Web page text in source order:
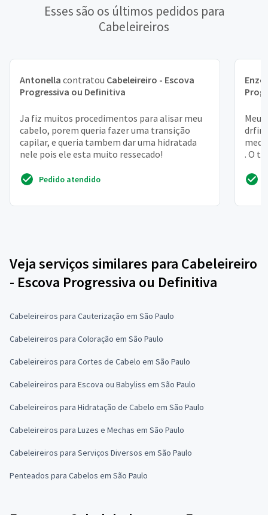
Esses são os últimos pedidos para
Cabeleireiros
Antonella contratou Cabeleireiro - Escova
Progressiva ou Definitiva
Ja fiz muitos procedimentos para alisar meu
cabelo, porem queria fazer uma transição
capilar, e queria tambem dar uma hidratada
nele pois ele esta muito ressecado!
Pedido atendido
Enzo
Meu
. O
Veja serviços similares para Cabeleireiro
- Escova Progressiva ou Definitiva
Cabeleireiros para Cauterização em São Paulo
Cabeleireiros para Coloração em São Paulo
Cabeleireiros para Cortes de Cabelo em São Paulo
Cabeleireiros para Escova ou Babyliss em São Paulo
Cabeleireiros para Hidratação de Cabelo em São Paulo
Cabeleireiros para Luzes e Mechas em São Paulo
Cabeleireiros para Serviços Diversos em São Paulo
Penteados para Cabelos em São Paulo